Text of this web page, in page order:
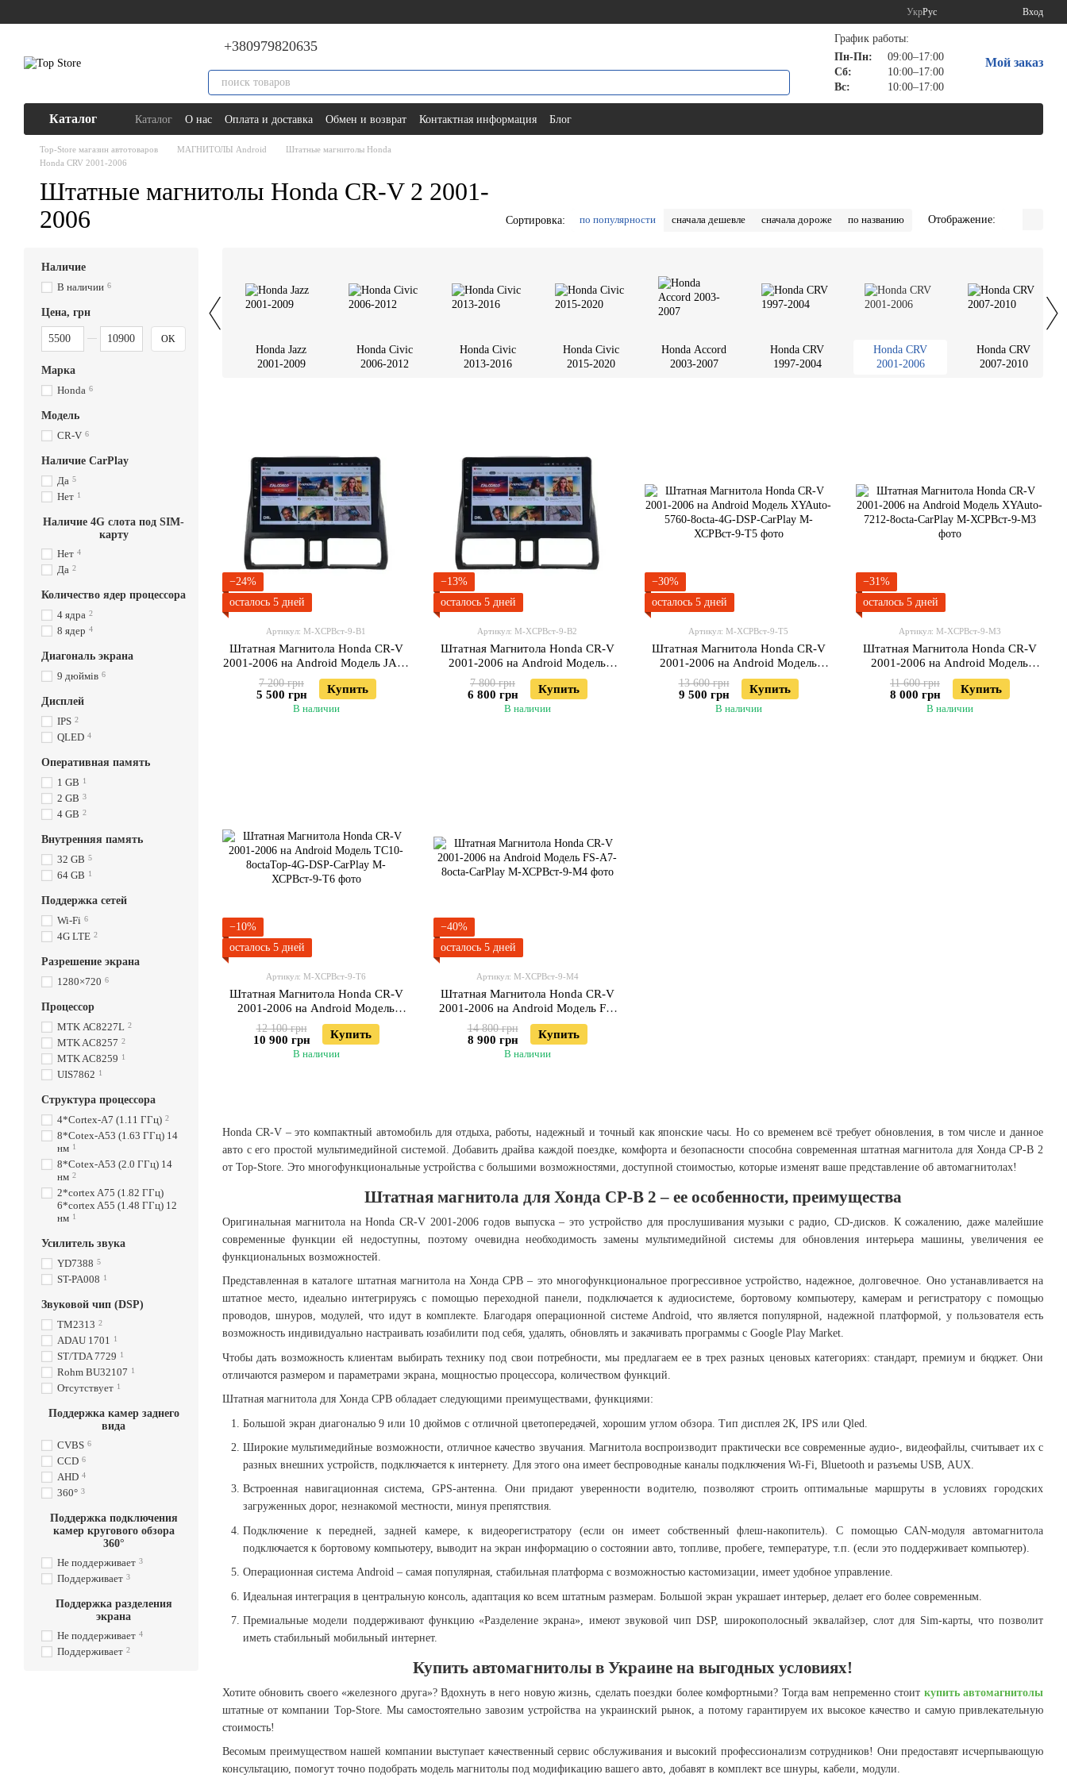
УкрРус Вход
+380979820635
График работы:
Пн-Пн:
09:00–17:00
Сб:
10:00–17:00
Вс:
10:00–17:00
Мой заказ
Каталог Каталог О нас Оплата и доставка Обмен и возврат Контактная информация Блог
Top-Store магазин автотоваров МАГНИТОЛЫ Android
Штатные магнитолы Honda
Honda CRV 2001-2006
Штатные магнитолы Honda CR-V 2 2001-
2006
Сортировка: по популярности сначала дешевле сначала дороже по названию Отображение:
Honda CR-V – это компактный автомобиль для отдыха, работы, надежный и точный как японские часы. Но со временем всё требует обновления, в том числе и данное
авто с его простой мультимедийной системой. Добавить драйва каждой поездке, комфорта и безопасности способна современная штатная магнитола для Хонда СР-В 2
от Top-Store. Это многофункциональные устройства с большими возможностями, доступной стоимостью, которые изменят ваше представление об автомагнитолах!
Штатная магнитола для Хонда СР-В 2 – ее особенности, преимущества
Оригинальная магнитола на Honda CR-V 2001-2006 годов выпуска – это устройство для прослушивания музыки с радио, CD-дисков. К сожалению, даже малейшие
современные функции ей недоступны, поэтому очевидна необходимость замены мультимедийной системы для обновления интерьера машины, увеличения ее
функциональных возможностей.
Представленная в каталоге штатная магнитола на Хонда СРВ – это многофункциональное прогрессивное устройство, надежное, долговечное. Оно устанавливается на
штатное место, идеально интегрируясь с помощью переходной панели, подключается к аудиосистеме, бортовому компьютеру, камерам и регистратору с помощью
проводов, шнуров, модулей, что идут в комплекте. Благодаря операционной системе Android, что является популярной, надежной платформой, у пользователя есть
возможность индивидуально настраивать юзабилити под себя, удалять, обновлять и закачивать программы с Google Play Market.
Чтобы дать возможность клиентам выбирать технику под свои потребности, мы предлагаем ее в трех разных ценовых категориях: стандарт, премиум и бюджет. Они
отличаются размером и параметрами экрана, мощностью процессора, количеством функций.
Штатная магнитола для Хонда СРВ обладает следующими преимуществами, функциями:
Большой экран диагональю 9 или 10 дюймов с отличной цветопередачей, хорошим углом обзора. Тип дисплея 2К, IPS или Qled.
Широкие мультимедийные возможности, отличное качество звучания. Магнитола воспроизводит практически все современные аудио-, видеофайлы, считывает их с
разных внешних устройств, подключается к интернету. Для этого она имеет беспроводные каналы подключения Wi-Fi, Bluetooth и разъемы USB, AUX.
Встроенная навигационная система, GPS-антенна. Они придают уверенности водителю, позволяют строить оптимальные маршруты в условиях городских
загруженных дорог, незнакомой местности, минуя препятствия.
Подключение к передней, задней камере, к видеорегистратору (если он имеет собственный флеш-накопитель). С помощью CAN-модуля автомагнитола
подключается к бортовому компьютеру, выводит на экран информацию о состоянии авто, топливе, пробеге, температуре, т.п. (если это поддерживает компьютер).
Операционная система Android – самая популярная, стабильная платформа с возможностью кастомизации, имеет удобное управление.
Идеальная интеграция в центральную консоль, адаптация ко всем штатным размерам. Большой экран украшает интерьер, делает его более современным.
Премиальные модели поддерживают функцию «Разделение экрана», имеют звуковой чип DSP, широкополосный эквалайзер, слот для Sim-карты, что позволит
иметь стабильный мобильный интернет.
Купить автомагнитолы в Украине на выгодных условиях!
Хотите обновить своего «железного друга»? Вдохнуть в него новую жизнь, сделать поездки более комфортными? Тогда вам непременно стоит купить автомагнитолы
штатные от компании Top-Store. Мы самостоятельно завозим устройства на украинский рынок, а потому гарантируем их высокое качество и самую привлекательную
стоимость!
Весомым преимуществом нашей компании выступает качественный сервис обслуживания и высокий профессионализм сотрудников! Они предоставят исчерпывающую
консультацию, помогут точно подобрать модель магнитолы под модификацию вашего авто, добавят в комплект все шнуры, кабели, модули.
Honda Jazz
2001-2009
Honda Civic
2006-2012
Honda Civic
2013-2016
Honda Civic
2015-2020
Honda Accord
2003-2007
Honda CRV
1997-2004
Honda CRV
2001-2006
Honda CRV
2007-2010
−24%
осталось 5 дней
Артикул: М-ХСРВст-9-В1
Штатная Магнитола Honda CR-V
2001-2006 на Android Модель JAC-
3GWiFi
7 200 грн
5 500 грн Купить
В наличии
−13%
осталось 5 дней
Артикул: М-ХСРВст-9-В2
Штатная Магнитола Honda CR-V
2001-2006 на Android Модель
XyAuto-3GWiFi+Carplay 2/32 Гб
7 800 грн
6 800 грн Купить
В наличии
−30%
осталось 5 дней
Артикул: М-ХСРВст-9-Т5
Штатная Магнитола Honda CR-V
2001-2006 на Android Модель
XYAuto-5760-8octa-4G-DSP-
CarPlay
13 600 грн
9 500 грн Купить
В наличии
−31%
осталось 5 дней
Артикул: М-ХСРВст-9-М3
Штатная Магнитола Honda CR-V
2001-2006 на Android Модель
XYAuto-7212-8octa-CarPlay
11 600 грн
8 000 грн Купить
В наличии
−10%
осталось 5 дней
Артикул: М-ХСРВст-9-Т6
Штатная Магнитола Honda CR-V
2001-2006 на Android Модель
ТС10-8octaTop-4G-DSP-CarPlay
12 100 грн
10 900 грн Купить
В наличии
−40%
осталось 5 дней
Артикул: М-ХСРВст-9-М4
Штатная Магнитола Honda CR-V
2001-2006 на Android Модель FS-
A7-8octa-CarPlay
14 800 грн
8 900 грн Купить
В наличии
Наличие
В наличии 6
Цена, грн
От Цена, грн
До Цена, грн
OK
Марка
Honda 6
Модель
CR-V 6
Наличие CarPlay
Да 5
Нет 1
Наличие 4G слота под SIM-
карту
Нет 4
Да 2
Количество ядер процессора
4 ядра 2
8 ядер 4
Диагональ экрана
9 дюймів 6
Дисплей
IPS 2
QLED 4
Оперативная память
1 GB 1
2 GB 3
4 GB 2
Внутренняя память
32 GB 5
64 GB 1
Поддержка сетей
Wi-Fi 6
4G LTE 2
Разрешение экрана
1280×720 6
Процессор
МТK АС8227L 2
MTK AC8257 2
MTK AC8259 1
UIS7862 1
Структура процессора
4*Cortex-A7 (1.11 ГГц) 2
8*Cotex-A53 (1.63 ГГц) 14
нм 1
8*Cotex-A53 (2.0 ГГц) 14
нм 2
2*cortex A75 (1.82 ГГц)
6*cortex A55 (1.48 ГГц) 12
нм 1
Усилитель звука
YD7388 5
ST-PA008 1
Звуковой чип (DSP)
TM2313 2
ADAU 1701 1
ST/TDA 7729 1
Rohm BU32107 1
Отсутствует 1
Поддержка камер заднего
вида
CVBS 6
CCD 6
AHD 4
360° 3
Поддержка подключения
камер кругового обзора
360°
Не поддерживает 3
Поддерживает 3
Поддержка разделения
экрана
Не поддерживает 4
Поддерживает 2